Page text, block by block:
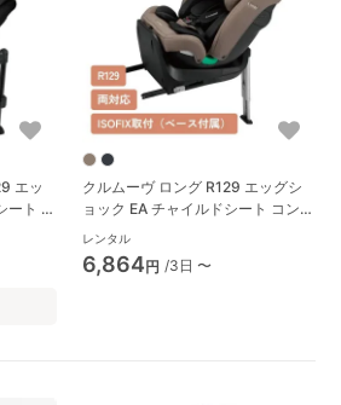
エッ
ート コ
クルムーヴ ロング R129 エッグシ
ョック EA チャイルドシート コンビ
(Combi)
レンタル
6,864円 /3日 〜